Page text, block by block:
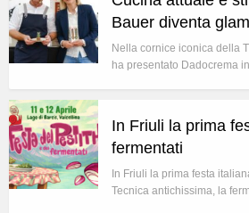
Bauer diventa glam
Nella cornice iconica della
ha presentato Dadocrema
In Friuli la prima
fermentati
In Friuli la prima festa
Tecnica antichissima, la